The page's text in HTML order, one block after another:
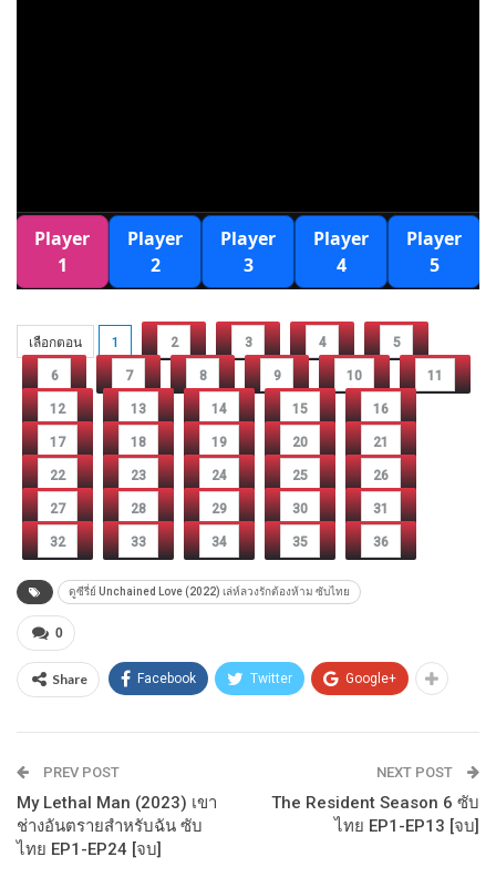
เลือกตอน 1 2 3 4 5
6 7 8 9 10 11
12 13 14 15 16
17 18 19 20 21
22 23 24 25 26
27 28 29 30 31
32 33 34 35 36
ดูซีรี่ย์ Unchained Love (2022) เล่ห์ลวงรักต้องห้าม ซับไทย
0
Share Facebook Twitter Google+
PREV POST
My Lethal Man (2023) เขา
ช่างอันตรายสำหรับฉัน ซับ
ไทย EP1-EP24 [จบ]
NEXT POST
The Resident Season 6 ซับ
ไทย EP1-EP13 [จบ]